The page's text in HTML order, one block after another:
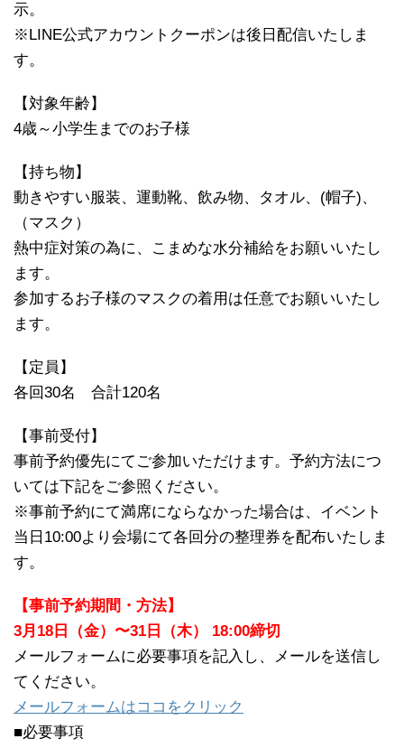
示。
※LINE公式アカウントクーポンは後日配信いたしま
す。
【対象年齢】
4歳～小学生までのお子様
【持ち物】
動きやすい服装、運動靴、飲み物、タオル、(帽子)、
（マスク）
熱中症対策の為に、こまめな水分補給をお願いいたし
ます。
参加するお子様のマスクの着用は任意でお願いいたし
ます。
【定員】
各回30名 合計120名
【事前受付】
事前予約優先にてご参加いただけます。予約方法につ
いては下記をご参照ください。
※事前予約にて満席にならなかった場合は、イベント
当日10:00より会場にて各回分の整理券を配布いたしま
す。
【事前予約期間・方法】
3月18日（金）〜31日（木） 18:00締切
メールフォームに必要事項を記入し、メールを送信し
てください。
メールフォームはココをクリック
■必要事項